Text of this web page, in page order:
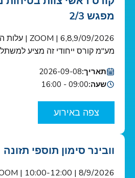
מפגש 2/3
מע"מ קורס ייחודי זה מציע
22000 הקורס מוכר ע"י
מיועד לאנשי מפתח בתחום בטיחות
העוסקים בשרשרת אספקת המזון:
חקלאית, בתי אריזה, מפעלי עיבוד
תאריך:2026-09-08
שעה:09:00 - 16:00
צפה באירוע
וובינר סימון תוספי תזונה